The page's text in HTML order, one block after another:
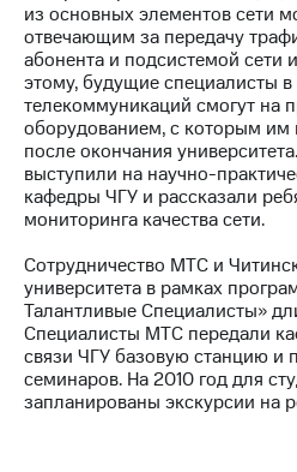
МТС
о технологиях
Достижения
Интервью
Финансовая
отчетность
Контакты
Пригласить
спикера
и акционерам
Корпоративное
из основных элементов сети
отвечающим за передачу
абонента и подсистемой сети
этому, будущие специалисты
телекоммуникаций смогут на
оборудованием, с которым им
после окончания
выступили на научно-
кафедры ЧГУ и рассказали
мониторинга качества сети.
Сотрудничество МТС и
университета в рамках
Талантливые Специалисты»
Специалисты МТС передали
связи ЧГУ базовую станцию и
семинаров. На 2010 год для
запланированы экскурсии на